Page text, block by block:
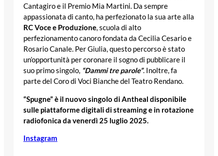
Cantagiro e il Premio Mia Martini. Da sempre
appassionata di canto, ha perfezionato la sua arte alla
RC Voce e Produzione, scuola di alto
perfezionamento canoro fondata da Cecilia Cesario e
Rosario Canale. Per Giulia, questo percorso è stato
un’opportunità per coronare il sogno di pubblicare il
suo primo singolo, “Dammi tre parole”. Inoltre, fa
parte del Coro di Voci Bianche del Teatro Rendano.
“Spugne” è il nuovo singolo di Antheal disponibile
sulle piattaforme digitali di streaming e in rotazione
radiofonica da venerdì 25 luglio 2025.
Instagram